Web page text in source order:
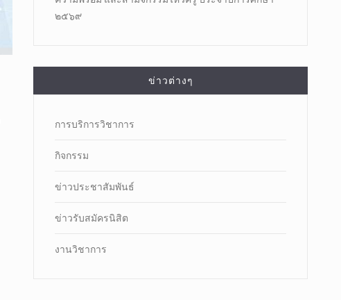
๒๕๖๙
ข่าวต่างๆ
การบริการวิชาการ
กิจกรรม
ข่าวประชาสัมพันธ์
ข่าวรับสมัครนิสิต
งานวิชาการ